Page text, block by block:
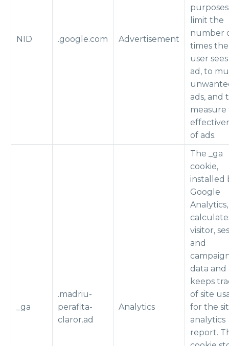
NID .google.com Advertisement
limit the
number
times the
user
ad, to
ads, and
measure
of ads.
_ga
.madriu-
perafita-
claror.ad
Analytics
The _ga
cookie,
installed
Google
Analytics,
visitor,
and
data and
keeps
of site
for the
analytics
report.